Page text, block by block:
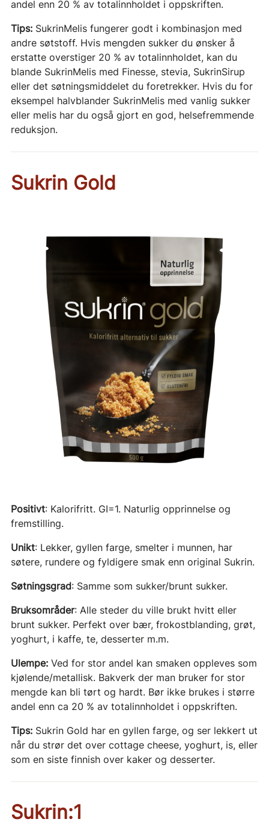
andel enn 20 % av totalinnholdet i oppskriften.
Tips: SukrinMelis fungerer godt i kombinasjon med
andre søtstoff. Hvis mengden sukker du ønsker å
erstatte overstiger 20 % av totalinnholdet, kan du
blande SukrinMelis med Finesse, stevia, SukrinSirup
eller det søtningsmiddelet du foretrekker. Hvis du for
eksempel halvblander SukrinMelis med vanlig sukker
eller melis har du også gjort en god, helsefremmende
reduksjon.
Sukrin Gold
Positivt: Kalorifritt. GI=1. Naturlig opprinnelse og
fremstilling.
Unikt: Lekker, gyllen farge, smelter i munnen, har
søtere, rundere og fyldigere smak enn original Sukrin.
Søtningsgrad: Samme som sukker/brunt sukker.
Bruksområder: Alle steder du ville brukt hvitt eller
brunt sukker. Perfekt over bær, frokostblanding, grøt,
yoghurt, i kaffe, te, desserter m.m.
Ulempe:Ved for stor andel kan smaken oppleves som
kjølende/metallisk. Bakverk der man bruker for stor
mengde kan bli tørt og hardt. Bør ikke brukes i større
andel enn ca 20 % av totalinnholdet i oppskriften.
Tips:Sukrin Gold har en gyllen farge, og ser lekkert ut
når du strør det over cottage cheese, yoghurt, is, eller
som en siste finnish over kaker og desserter.
Sukrin:1